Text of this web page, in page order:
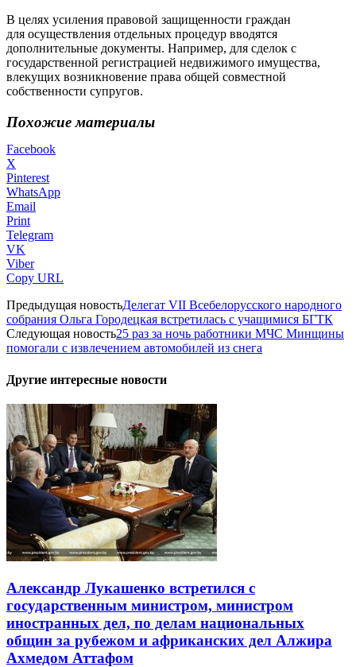
В целях усиления правовой защищенности граждан
для осуществления отдельных процедур вводятся
дополнительные документы. Например, для сделок с
государственной регистрацией недвижимого имущества,
влекущих возникновение права общей совместной
собственности супругов.
Похожие материалы
Facebook
X
Pinterest
WhatsApp
Email
Print
Telegram
VK
Viber
Copy URL
Предыдущая новостьДелегат VII Всебелорусского народного
собрания Ольга Городецкая встретилась с учащимися БГТК
Следующая новость25 раз за ночь работники МЧС Минщины
помогали с извлечением автомобилей из снега
Другие интересные новости
Александр Лукашенко встретился с
государственным министром, министром
иностранных дел, по делам национальных
общин за рубежом и африканских дел Алжира
Ахмедом Аттафом